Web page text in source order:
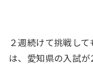
２週続けて挑戦し
は、愛知県の入試